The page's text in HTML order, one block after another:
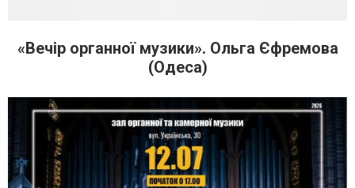
«Вечір органної музики». Ольга Єфремова
(Одеса)